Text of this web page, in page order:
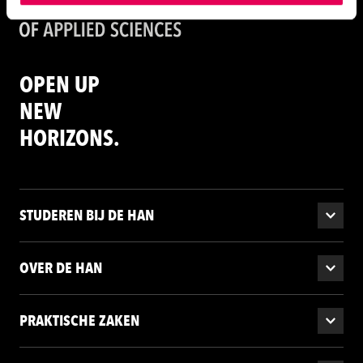
instellen welke cookies we plaatsen. Je kunt je
toestemming altijd wijzigen of intrekken via
OPEN UP
NEW
HORIZONS.
STUDEREN BIJ DE HAN
OVER DE HAN
PRAKTISCHE ZAKEN